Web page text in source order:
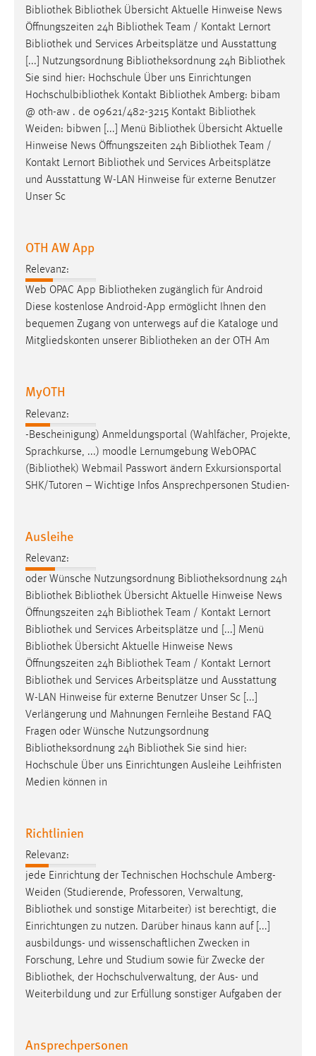
Bibliothek Bibliothek Übersicht Aktuelle Hinweise News
Öffnungszeiten 24h Bibliothek Team / Kontakt Lernort
Bibliothek und Services Arbeitsplätze und Ausstattung
[...] Nutzungsordnung Bibliotheksordnung 24h Bibliothek
Sie sind hier: Hochschule Über uns Einrichtungen
Hochschulbibliothek Kontakt Bibliothek Amberg: bibam
@ oth-aw . de 09621/482-3215 Kontakt Bibliothek
Weiden: bibwen [...] Menü Bibliothek Übersicht Aktuelle
Hinweise News Öffnungszeiten 24h Bibliothek Team /
Kontakt Lernort Bibliothek und Services Arbeitsplätze
und Ausstattung W-LAN Hinweise für externe Benutzer
Unser Sc
OTH AW App
Relevanz:
Web OPAC App Bibliotheken zugänglich für Android
Diese kostenlose Android-App ermöglicht Ihnen den
bequemen Zugang von unterwegs auf die Kataloge und
Mitgliedskonten unserer Bibliotheken an der OTH Am
MyOTH
Relevanz:
-Bescheinigung) Anmeldungsportal (Wahlfächer, Projekte,
Sprachkurse, ...) moodle Lernumgebung WebOPAC
(Bibliothek) Webmail Passwort ändern Exkursionsportal
SHK/Tutoren – Wichtige Infos Ansprechpersonen Studien-
Ausleihe
Relevanz:
oder Wünsche Nutzungsordnung Bibliotheksordnung 24h
Bibliothek Bibliothek Übersicht Aktuelle Hinweise News
Öffnungszeiten 24h Bibliothek Team / Kontakt Lernort
Bibliothek und Services Arbeitsplätze und [...] Menü
Bibliothek Übersicht Aktuelle Hinweise News
Öffnungszeiten 24h Bibliothek Team / Kontakt Lernort
Bibliothek und Services Arbeitsplätze und Ausstattung
W-LAN Hinweise für externe Benutzer Unser Sc [...]
Verlängerung und Mahnungen Fernleihe Bestand FAQ
Fragen oder Wünsche Nutzungsordnung
Bibliotheksordnung 24h Bibliothek Sie sind hier:
Hochschule Über uns Einrichtungen Ausleihe Leihfristen
Medien können in
Richtlinien
Relevanz:
jede Einrichtung der Technischen Hochschule Amberg-
Weiden (Studierende, Professoren, Verwaltung,
Bibliothek und sonstige Mitarbeiter) ist berechtigt, die
Einrichtungen zu nutzen. Darüber hinaus kann auf [...]
ausbildungs- und wissenschaftlichen Zwecken in
Forschung, Lehre und Studium sowie für Zwecke der
Bibliothek, der Hochschulverwaltung, der Aus- und
Weiterbildung und zur Erfüllung sonstiger Aufgaben der
Ansprechpersonen